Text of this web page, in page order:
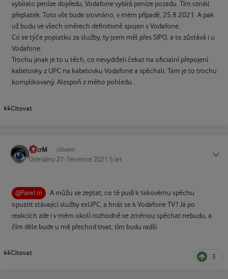
vybíralo peníze dopředu, Vodafone vybírá peníze pozadu. Tím vznikl
přeplatek. Toto vše bude srovnáno, v mém případě, 25.8.2021. A pak
už budu ve všech směrech definitivně spojen s Vodafone.
Co se týče poplatku za služby, ty jsem měl přes SIPO, a to zůstává i u
Vodafone.
Trochu jinak je to u těch, co nevydrželi čekat na oficialní přepojení
kabelovky z UPC na kabelovku Vodafone a spěchali. Tam je to trochu
komplikovaný. Alespoň z mého pohledu .
Citovat
PetrM Uživatel
Odesláno 27. července 2021 5 let
@Pavel m
A můžu se zeptat, co tě pudí k takovému spěchu
opustit stávající služby exUPC, a hnát se k Vodafone TV? Já po
reakcích zde i v mém okolí rozhodně se změnou spěchat nebudu, a
čím déle bude u mě přechod trvat, tím budu radši.
Citovat 3